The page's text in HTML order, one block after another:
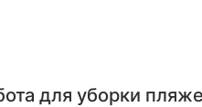
для уборки